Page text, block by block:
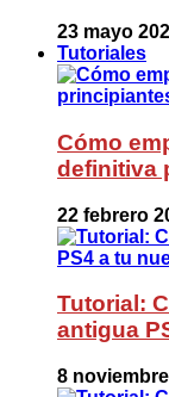
23 mayo
Tutoriales
Cómo
definitiva
22 febrero
Tutorial:
antigua
8